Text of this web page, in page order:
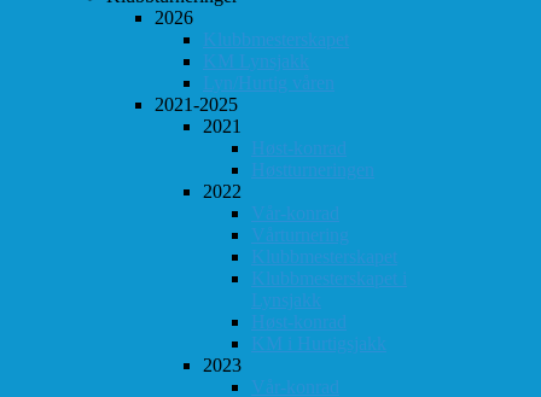
2026
Klubbmesterskapet
KM Lynsjakk
Lyn/Hurtig våren
2021-2025
2021
Høst-konrad
Høstturneringen
2022
Vår-konrad
Vårturnering
Klubbmesterskapet
Klubbmesterskapet i
Lynsjakk
Høst-konrad
KM i Hurtigsjakk
2023
Vår-konrad